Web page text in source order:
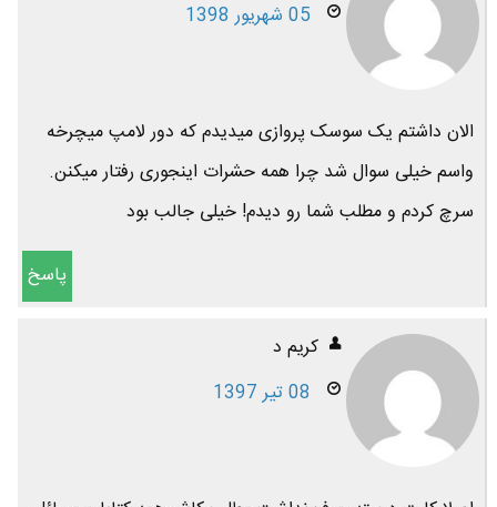
05 شهریور 1398
الان داشتم یک سوسک پروازی میدیدم که دور لامپ میچرخه
واسم خیلی سوال شد چرا همه حشرات اینجوری رفتار میکنن.
سرچ کردم و مطلب شما رو دیدم! خیلی جالب بود
پاسخ
کریم د
08 تیر 1397